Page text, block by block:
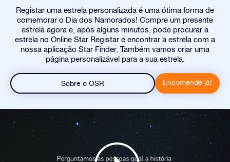
Registar uma estrela personalizada é uma ótima forma de
comemorar o Dia dos Namorados! Compre um presente
estrela agora e, após alguns minutos, pode procurar a
estrela no Online Star Registar e encontrar a estrela com a
nossa aplicação Star Finder. Também vamos criar uma
página personalizável para a sua estrela.
Sobre o OSR Encomende já!